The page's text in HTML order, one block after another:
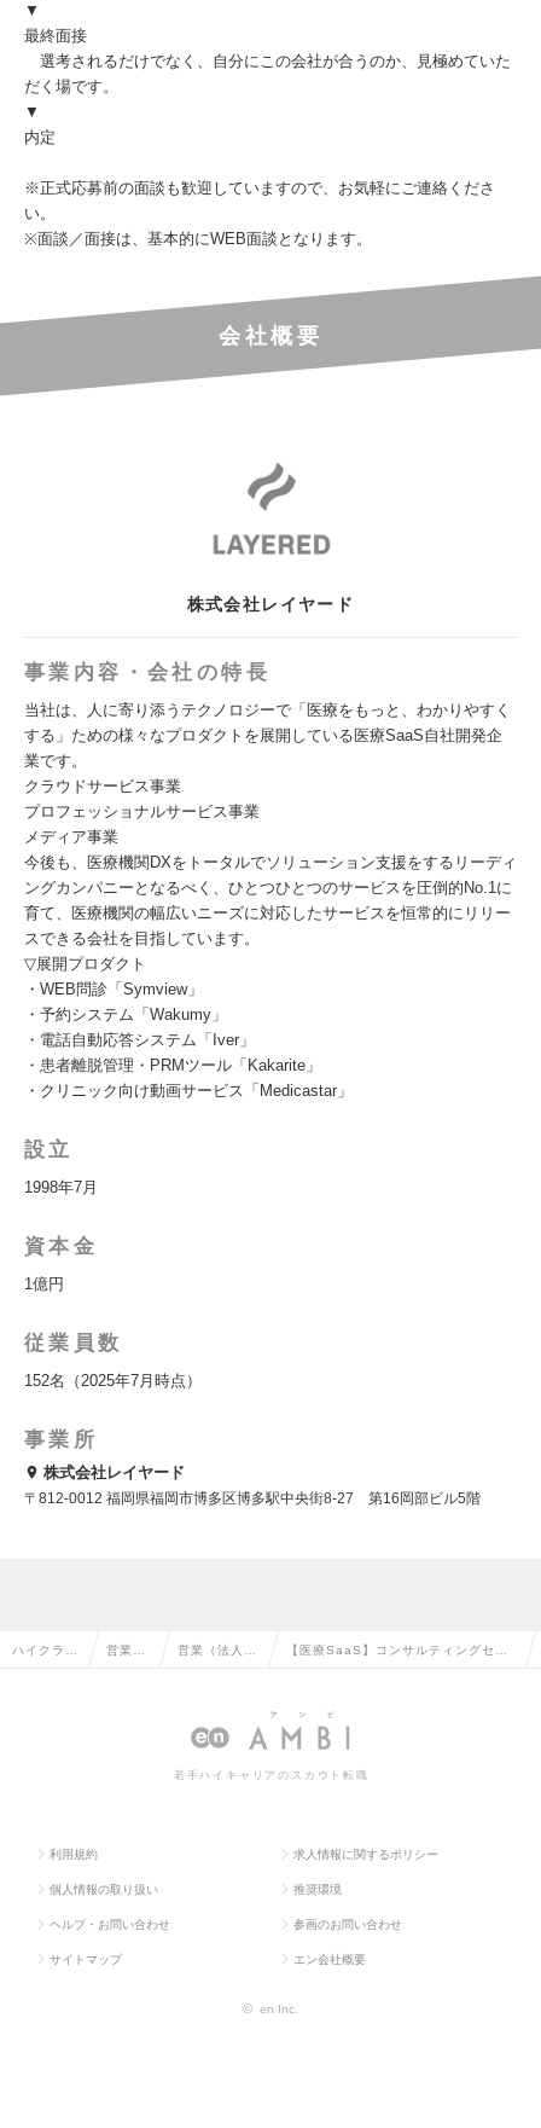
▼
最終面接
選考されるだけでなく、自分にこの会社が合うのか、見極めていた
だく場です。
▼
内定
※正式応募前の面談も歓迎していますので、お気軽にご連絡くださ
い。
※面談／面接は、基本的にWEB面談となります。
会社概要
株式会社レイヤード
事業内容・会社の特長
当社は、人に寄り添うテクノロジーで「医療をもっと、わかりやすく
する」ための様々なプロダクトを展開している医療SaaS自社開発企
業です。
クラウドサービス事業
プロフェッショナルサービス事業
メディア事業
今後も、医療機関DXをトータルでソリューション支援をするリーディ
ングカンパニーとなるべく、ひとつひとつのサービスを圧倒的No.1に
育て、医療機関の幅広いニーズに対応したサービスを恒常的にリリー
スできる会社を目指しています。
▽展開プロダクト
・WEB問診「Symview」
・予約システム「Wakumy」
・電話自動応答システム「Iver」
・患者離脱管理・PRMツール「Kakarite」
・クリニック向け動画サービス「Medicastar」
設立
1998年7月
資本金
1億円
従業員数
152名（2025年7月時点）
事業所
株式会社レイヤード
〒812-0012 福岡県福岡市博多区博多駅中央街8-27 第16岡部ビル5階
ハイクラス 営業系 営業（法人向 【医療SaaS】コンサルティングセー
若手ハイキャリアのスカウト転職
利用規約 求人情報に関するポリシー
個人情報の取り扱い 推奨環境
ヘルプ・お問い合わせ 参画のお問い合わせ
サイトマップ エン会社概要
© en Inc.